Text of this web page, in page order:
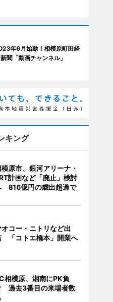
年6月始動！相模原町田経
聞「動画チャンネル」
キング
原市、銀河アリーナ・
計画など「廃止」検討
816億円の歳出超過で
オコー・ニトリなど出
「コトエ橋本」開業へ
相模原、湘南にPK負
過去3番目の来場者数